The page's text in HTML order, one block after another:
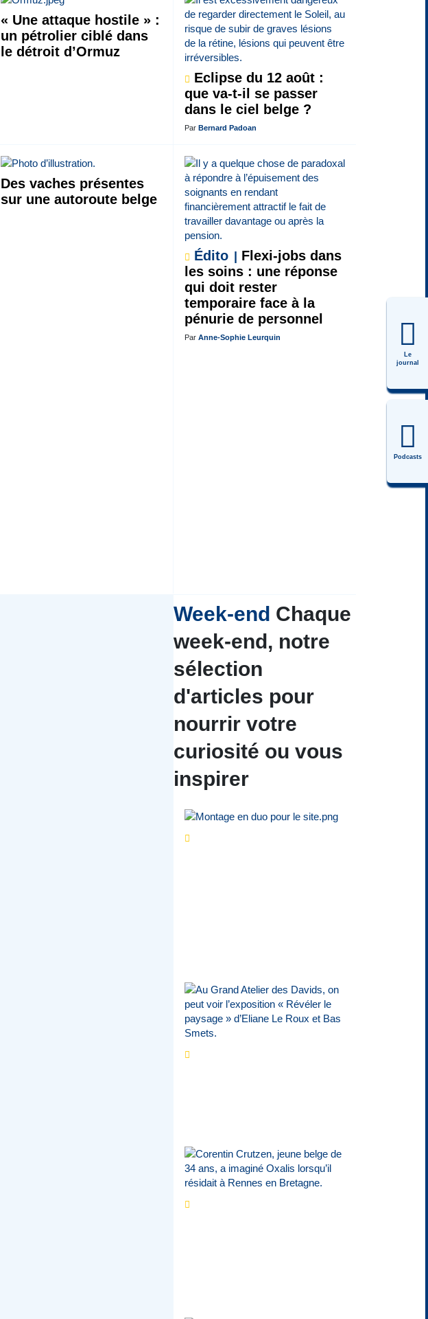
Le
journal
Podcasts
« Une attaque hostile » :
un pétrolier ciblé dans
le détroit d’Ormuz
Eclipse du 12 août :
que va-t-il se passer
dans le ciel belge ?
Par Bernard Padoan
Des vaches présentes
sur une autoroute belge
Édito
Flexi-jobs dans
les soins : une réponse
qui doit rester
temporaire face à la
pénurie de personnel
Par Anne-Sophie Leurquin
Week-end Chaque
week-end, notre
sélection
d'articles pour
nourrir votre
curiosité ou vous
inspirer